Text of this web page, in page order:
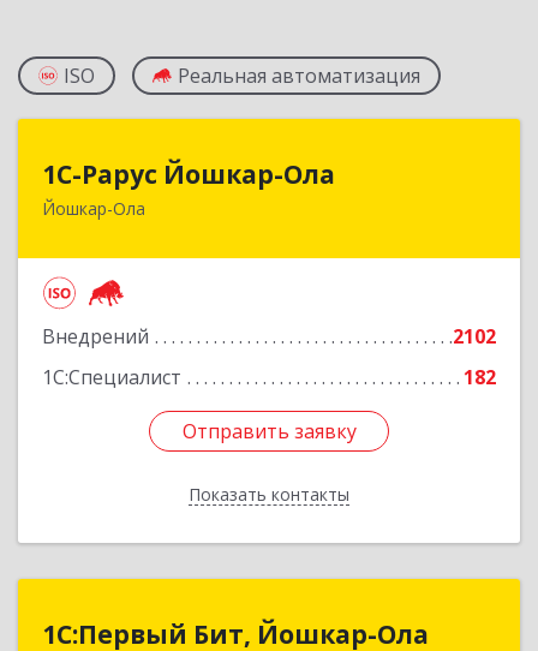
ISO Реальная автоматизация
1С-Рарус Йошкар-Ола
Йошкар-Ола
Внедрений
2102
1С:Специалист
182
Отправить заявку
Показать контакты
424004, Марий Эл Респ, Йошкар-Ола г, Волкова
Отправить заявку
Назад
1С:Первый Бит, Йошкар-Ола
1С:Первый Бит, Йошкар-Ола